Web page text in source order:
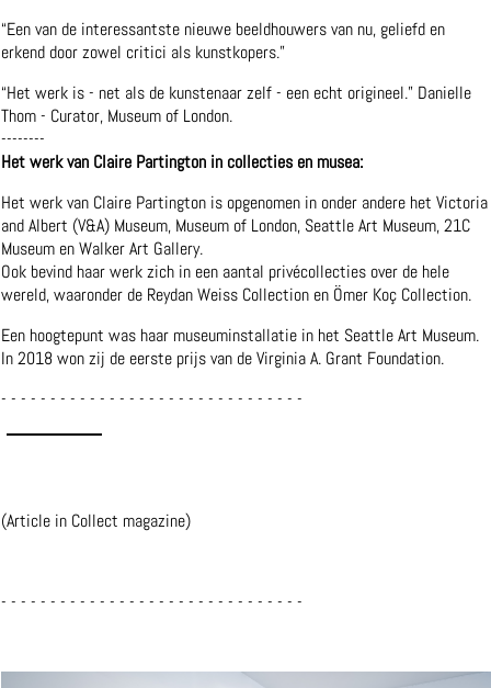
“Een van de interessantste nieuwe beeldhouwers van nu, geliefd en
erkend door zowel critici als kunstkopers.”
“Het werk is - net als de kunstenaar zelf - een echt origineel.” Danielle
Thom - Curator, Museum of London.
--------
Het werk van Claire Partington in collecties en musea:
Het werk van Claire Partington is opgenomen in onder andere het Victoria
and Albert (V&A) Museum, Museum of London, Seattle Art Museum, 21C
Museum en Walker Art Gallery.
Ook bevind haar werk zich in een aantal privécollecties over de hele
wereld, waaronder de Reydan Weiss Collection en Ömer Koç Collection.
Een hoogtepunt was haar museuminstallatie in het Seattle Art Museum.
In 2018 won zij de eerste prijs van de Virginia A. Grant Foundation.
- - - - - - - - - - - - - - - - - - - - - - - - - - - - - - -
(Article in Collect magazine)
- - - - - - - - - - - - - - - - - - - - - - - - - - - - - - -